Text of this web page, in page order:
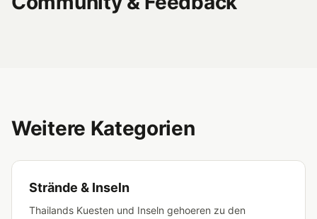
Weitere Kategorien
Strände & Inseln
Thailands Kuesten und Inseln gehoeren zu den